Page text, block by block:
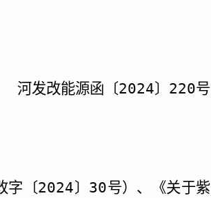
河发改能源函〔2024〕 220号
字〔2024〕 30号）、《关于紫